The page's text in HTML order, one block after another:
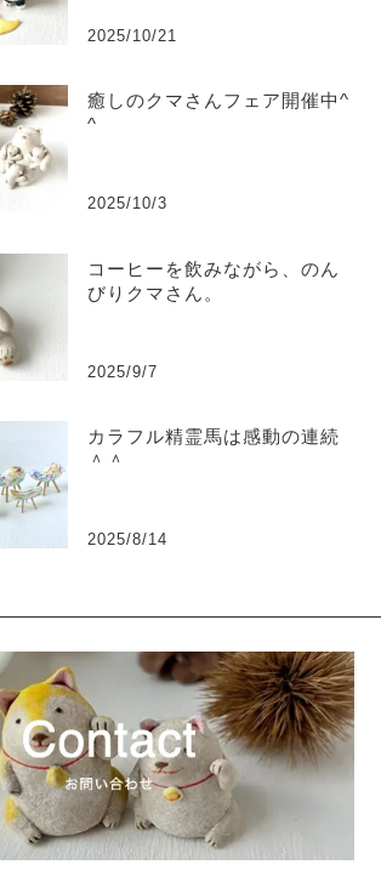
2025/10/21
癒しのクマさんフェア開催中^
^
2025/10/3
コーヒーを飲みながら、のん
びりクマさん。
2025/9/7
カラフル精霊馬は感動の連続
＾＾
2025/8/14